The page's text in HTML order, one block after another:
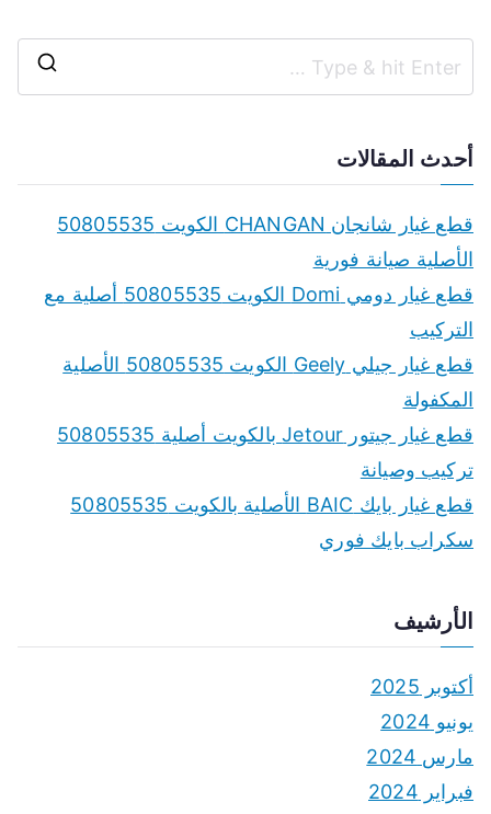
r
أحدث المقالات
قطع غيار شانجان CHANGAN الكويت 50805535
الأصلية صيانة فورية
قطع غيار دومي Domi الكويت 50805535 أصلية مع
التركيب
قطع غيار جيلي Geely الكويت 50805535 الأصلية
المكفولة
قطع غيار جيتور Jetour بالكويت أصلية 50805535
تركيب وصيانة
قطع غيار بايك BAIC الأصلية بالكويت 50805535
سكراب بايك فوري
الأرشيف
أكتوبر 2025
يونيو 2024
مارس 2024
فبراير 2024